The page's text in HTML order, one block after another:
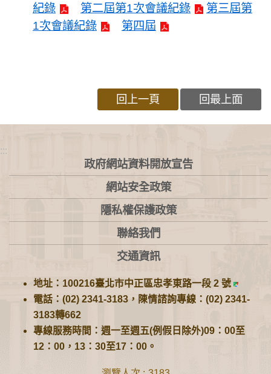
紀錄
第二屆第1次會議紀錄
第三屆第
1次會議紀錄
第四屆
回上一頁 回最上面
:::
政府網站資料開放宣告
網站安全政策
隱私權保護政策
聯絡我們
交通資訊
地址：100216臺北市中正區忠孝東路一段 2 號
電話：(02) 2341-3183，陳情諮詢專線：(02) 2341-
3183轉662
專線服務時間：週一至週五(例假日除外)09：00至
12：00，13：30至17：00。